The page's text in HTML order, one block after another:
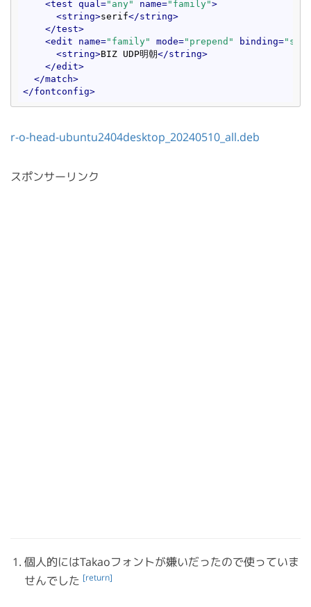
<test qual ="any" name="family">
<string>serif</string>
</test>
<edit name="family" mode="prepend" binding=
<string>BIZ UDP明朝</string>
</edit>
</match>
</fontconfig>
r-o-head-ubuntu2404desktop_20240510_all.deb
スポンサーリンク
個人的にはTakaoフォントが嫌いだったので使っていま
せんでした [return]